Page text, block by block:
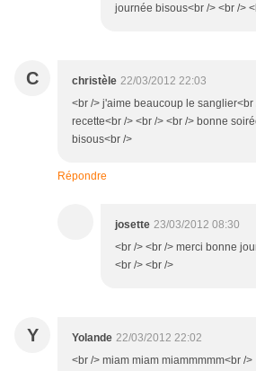
journée bisous<br /> <br />
C christèle 22/03/2012 22:03
<br /> j'aime beaucoup le sanglier<br
recette<br /> <br /> <br /> bonne
bisous<br />
Répondre
josette 23/03/2012 08:30
<br /> <br /> merci bonne
<br /> <br />
Y Yolande 22/03/2012 22:02
<br /> miam miam miammmmm<br />